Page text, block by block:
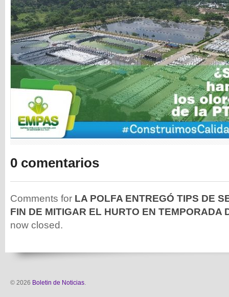
0 comentarios
Comments for LA POLFA ENTREGÓ TIPS DE
FIN DE MITIGAR EL HURTO EN TEMPORADA
now closed.
© 2026 Boletin de Noticias.